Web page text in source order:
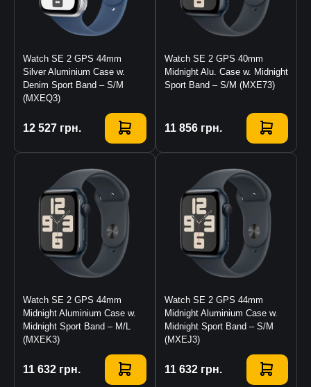
Watch SE 2 GPS 44mm
Silver Aluminium Case w.
Denim Sport Band – S/M
(MXEQ3)
12 527 грн.
Купити
Watch SE 2 GPS 40mm
Midnight Alu. Case w. Midnight
Sport Band – S/M (MXE73)
11 856 грн.
Купити
Watch SE 2 GPS 44mm
Midnight Aluminium Case w.
Midnight Sport Band – M/L
(MXEK3)
11 632 грн.
Купити
Watch SE 2 GPS 44mm
Midnight Aluminium Case w.
Midnight Sport Band – S/M
(MXEJ3)
11 632 грн.
Купити